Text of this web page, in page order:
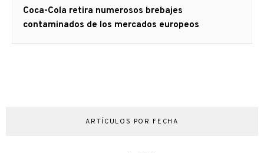
Artículo
siguiente:
Coca-Cola retira numerosos brebajes
contaminados de los mercados europeos
ARTÍCULOS POR FECHA